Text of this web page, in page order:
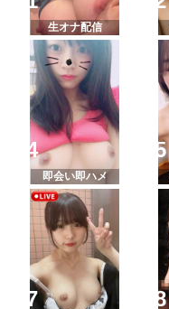
生オナ配信
即会い即ハメ